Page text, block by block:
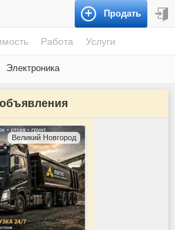
Продать
Работа Услуги
Электроника
Великий Новгород